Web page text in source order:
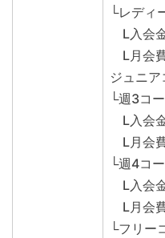
└レディ
L入会
L月会
ジュニア
└週3コ
L入会
L月会
└週4コ
L入会
L月会
└フリー